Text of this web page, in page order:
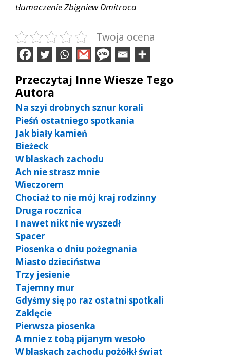
tłumaczenie Zbigniew Dmitroca
Twoja ocena
Przeczytaj Inne Wiesze Tego
Autora
Na szyi drobnych sznur korali
Pieśń ostatniego spotkania
Jak biały kamień
Bieżeck
W blaskach zachodu
Ach nie strasz mnie
Wieczorem
Chociaż to nie mój kraj rodzinny
Druga rocznica
I nawet nikt nie wyszedł
Spacer
Piosenka o dniu pożegnania
Miasto dzieciństwa
Trzy jesienie
Tajemny mur
Gdyśmy się po raz ostatni spotkali
Zaklęcie
Pierwsza piosenka
A mnie z tobą pijanym wesoło
W blaskach zachodu pożółkł świat